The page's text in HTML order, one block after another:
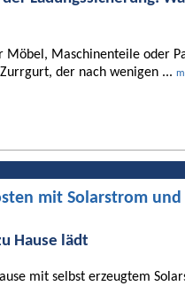
Möbel, Maschinenteile oder
der nach wenigen ...
mit Solarstrom
Hause lädt
mit selbst erzeugtem